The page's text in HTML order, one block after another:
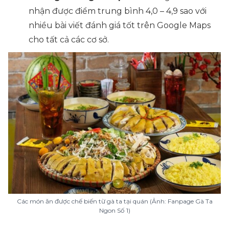
nhận được điểm trung bình 4,0 – 4,9 sao với
nhiều bài viết đánh giá tốt trên Google Maps
cho tất cả các cơ sở.
Các món ăn được chế biến từ gà ta tại quán (Ảnh: Fanpage Gà Ta
Ngon Số 1)